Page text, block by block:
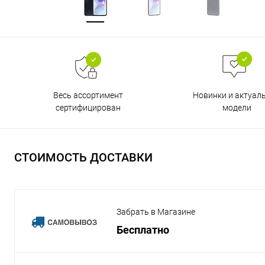
Весь ассортимент
сертифицирован
Новинки и
модели
СТОИМОСТЬ ДОСТАВКИ
Забрать в Магазине
Бесплатно